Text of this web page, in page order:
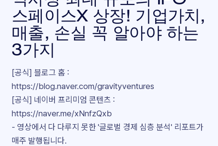
스페이스X 상장! 기업가치,
매출, 손실 꼭 알아야 하는
3가지
[공식] 블로그 홈 :
https://blog.naver.com/gravityventures
[공식] 네이버 프리미엄 콘텐츠 :
https://naver.me/xNnfzQxb
- 영상에서 다 다루지 못한 '글로벌 경제 심층 분석' 리포트가
매주 발행됩니다.